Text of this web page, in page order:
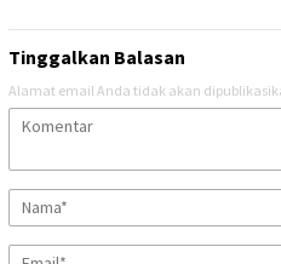
Tinggalkan Balasan
Alamat email Anda tidak akan